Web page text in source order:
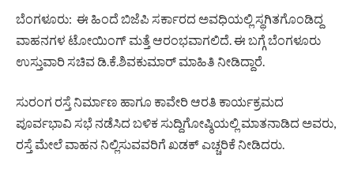
ಬೆಂಗಳೂರು: ಈ ಹಿಂದೆ ಬಿಜೆಪಿ ಸರ್ಕಾರದ ಅವಧಿಯಲ್ಲಿ ಸ್ಥಗಿತಗೊಂಡಿದ್ದ
ವಾಹನಗಳ ಟೋಯಿಂಗ್​ ಮತ್ತೆ ಆರಂಭವಾಗಲಿದೆ. ಈ ಬಗ್ಗೆ ಬೆಂಗಳೂರು
ಉಸ್ತುವಾರಿ ಸಚಿವ ಡಿ.ಕೆ.ಶಿವಕುಮಾರ್ ಮಾಹಿತಿ ನೀಡಿದ್ದಾರೆ.
ಸುರಂಗ ರಸ್ತೆ ನಿರ್ಮಾಣ ಹಾಗೂ ಕಾವೇರಿ ಆರತಿ ಕಾರ್ಯಕ್ರಮದ
ಪೂರ್ವಭಾವಿ ಸಭೆ ನಡೆಸಿದ ಬಳಿಕ ಸುದ್ದಿಗೋಷ್ಠಿಯಲ್ಲಿ ಮಾತನಾಡಿದ ಅವರು,
ರಸ್ತೆ ಮೇಲೆ ವಾಹನ ನಿಲ್ಲಿಸುವವರಿಗೆ ಖಡಕ್ ಎಚ್ಚರಿಕೆ ನೀಡಿದರು.